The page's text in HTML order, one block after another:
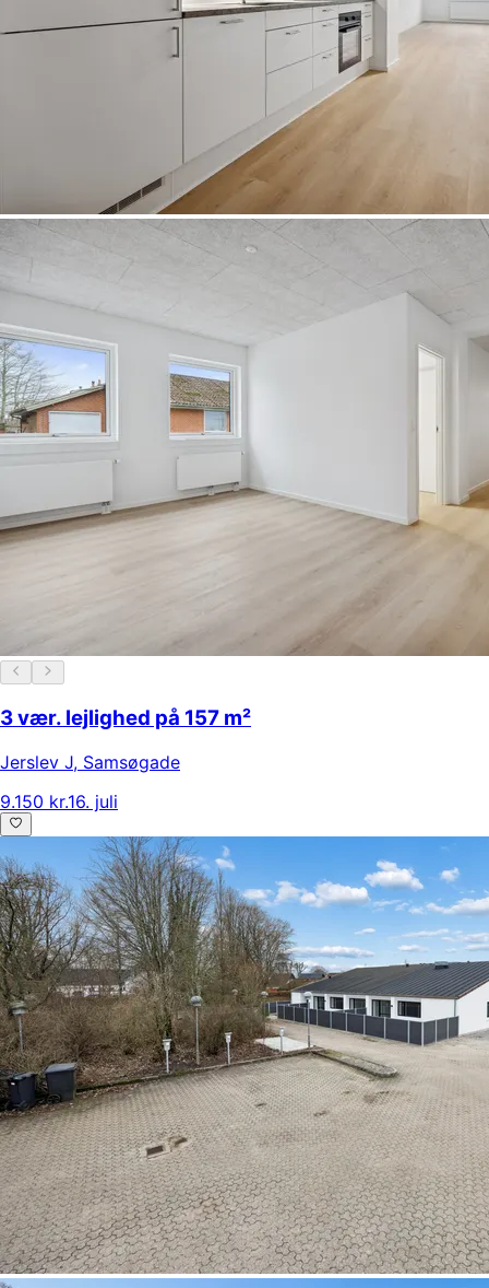
3 vær. lejlighed på 157 m²
Jerslev J, Samsøgade
9.150 kr.16. juli